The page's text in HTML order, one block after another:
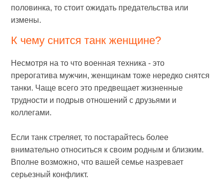
половинка, то стоит ожидать предательства или
измены.
К чему снится танк женщине?
Несмотря на то что военная техника - это
прерогатива мужчин, женщинам тоже нередко снятся
танки. Чаще всего это предвещает жизненные
трудности и подрыв отношений с друзьями и
коллегами.
Если танк стреляет, то постарайтесь более
внимательно относиться к своим родным и близким.
Вполне возможно, что вашей семье назревает
серьезный конфликт.